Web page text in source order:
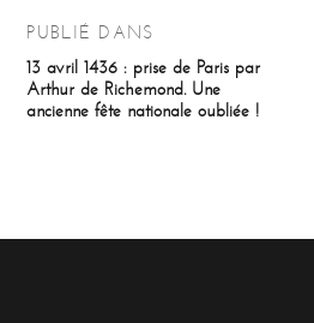
de
l’article
PUBLIÉ DANS
13 avril 1436 : prise de Paris par
Arthur de Richemond. Une
ancienne fête nationale oubliée !